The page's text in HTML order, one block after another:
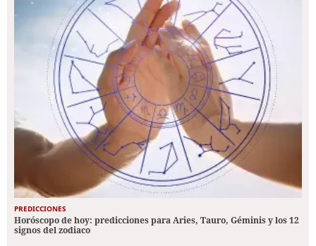
PREDICCIONES
Horóscopo de hoy: predicciones para Aries, Tauro, Géminis y los 12
signos del zodiaco